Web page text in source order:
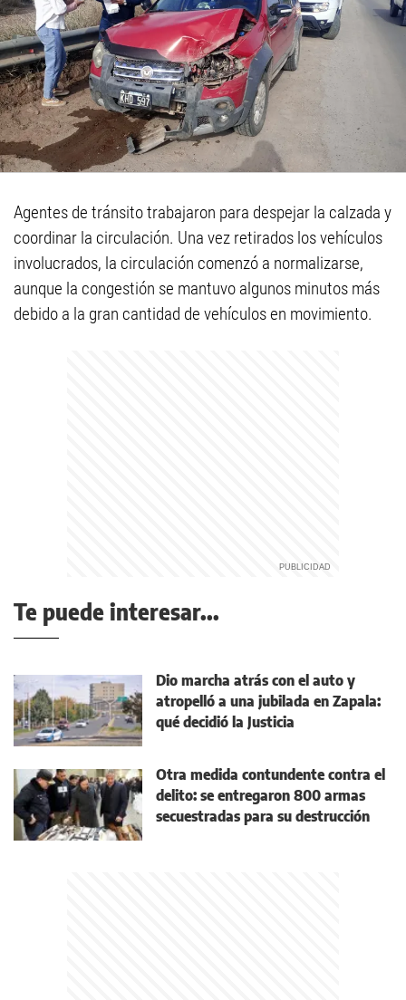
Agentes de tránsito trabajaron para despejar la calzada y
coordinar la circulación. Una vez retirados los vehículos
involucrados, la circulación comenzó a normalizarse,
aunque la congestión se mantuvo algunos minutos más
debido a la gran cantidad de vehículos en movimiento.
Te puede interesar...
Dio marcha atrás con el auto y
atropelló a una jubilada en Zapala:
qué decidió la Justicia
Otra medida contundente contra el
delito: se entregaron 800 armas
secuestradas para su destrucción